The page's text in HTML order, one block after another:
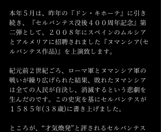
本年５月は、昨年の『ドン・キホーテ』に引き
続き、『セルバンテス没後４００周年記念』第
二弾として、２００８年にスペインのムルシア
とアルメリアに招聘されました『ヌマンシア(セ
ルバンテス作品)』を上演致します。
紀元前２世紀ごろ、ローマ軍とヌマンシア軍の
戦いが繰り広げられた結果、敗れたヌマンシア
は全ての人民が自決し、消滅するという悲劇を
生んだのです。この史実を基にセルバンテスが
１５８５年(３８歳)に書き上げました。
ところが、“才気煥発”と評されるセルバンテス